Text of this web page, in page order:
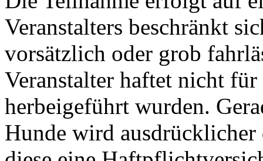
Veranstalters beschränkt
vorsätzlich oder grob
Veranstalter haftet nicht
herbeigeführt wurden.
Hunde wird ausdrücklicher